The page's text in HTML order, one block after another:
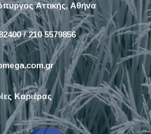
Αττικής, Αθήνα
/ 210 5579856
Καριέρας